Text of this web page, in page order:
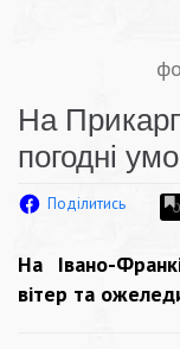
На
погодні
Поділитись
На Івано-
вітер та